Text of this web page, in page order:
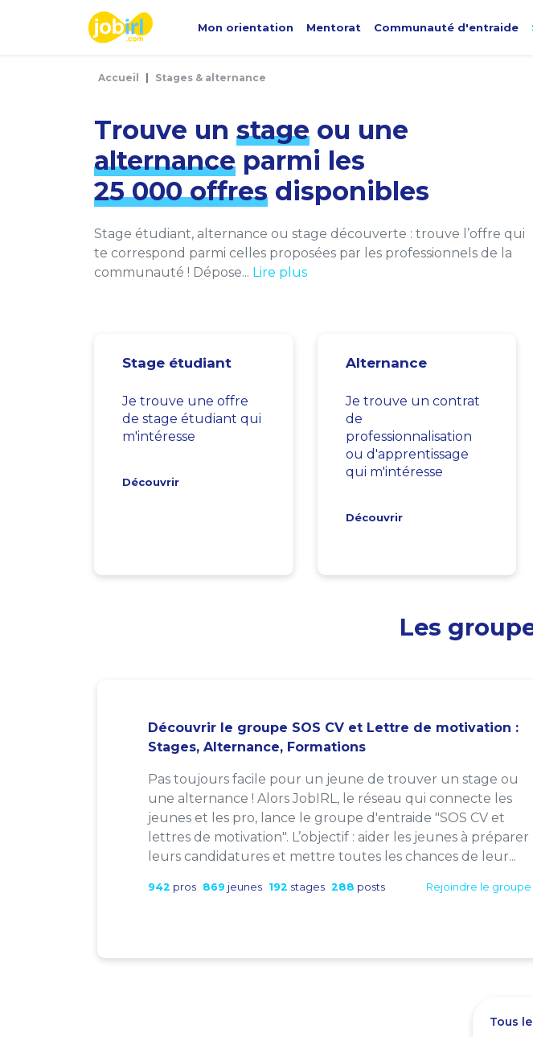
Mon orientation Mentorat Communauté d'entraide
Accueil Stages & alternance
Trouve un stage ou une
alternance parmi les
25 000 offres disponibles
Stage étudiant, alternance ou stage découverte : trouve l’offre qui
te correspond parmi celles proposées par les professionnels de la
communauté ! Dépose... Lire plus
Stage étudiant
Je trouve une offre
de stage étudiant qui
m'intéresse
Découvrir
Alternance
Je trouve un contrat
de
professionnalisation
ou d'apprentissage
qui m'intéresse
Découvrir
Les
Découvrir le groupe SOS CV et Lettre de motivation :
Stages, Alternance, Formations
Pas toujours facile pour un jeune de trouver un stage ou
une alternance ! Alors JobIRL, le réseau qui connecte les
jeunes et les pro, lance le groupe d'entraide "SOS CV et
lettres de motivation". L’objectif : aider les jeunes à préparer
leurs candidatures et mettre toutes les chances de leur...
942 pros 869 jeunes 192 stages 288 posts Rejoindre le groupe
Tous
Panneau de gestion des cookies